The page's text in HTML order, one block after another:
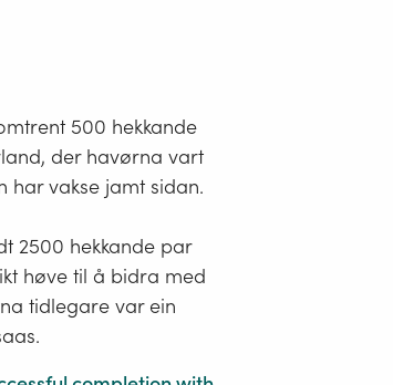
500 hekkande
der havørna vart
har vakse jamt sidan.
2500 hekkande par
høve til å bidra med
tidlegare var ein